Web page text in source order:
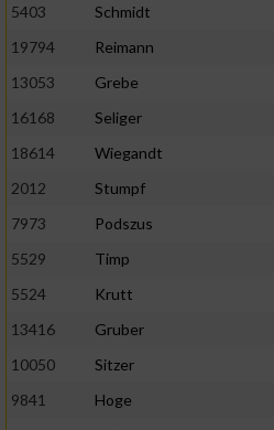
5403
Schmidt
19794
Reimann
13053
Grebe
16168
Seliger
18614
Wiegandt
2012
Stumpf
7973
Podszus
5529
Timp
5524
Krutt
13416
Gruber
10050
Sitzer
9841
Hoge